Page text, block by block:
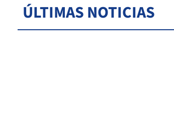
ÚLTIMAS NOTICIAS